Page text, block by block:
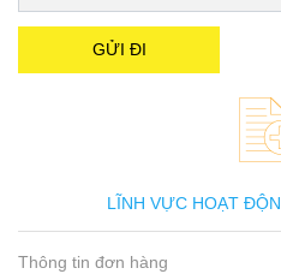
LĨNH VỰC HOẠT
Thông tin đơn hàng